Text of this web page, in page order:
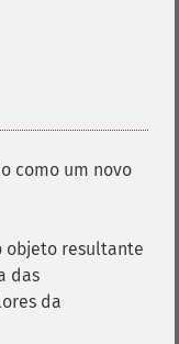
como um novo
objeto resultante
das
da